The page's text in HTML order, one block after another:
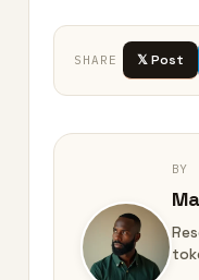
SHARE 𝕏 Post
BY